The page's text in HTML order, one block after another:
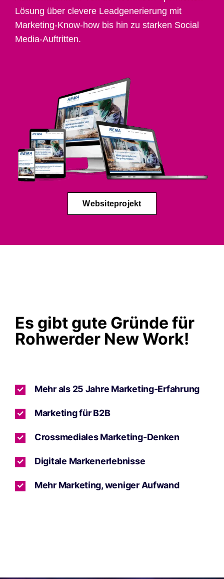
Lösung über clevere Leadgenerierung mit
Marketing-Know-how bis hin zu starken Social
Media-Auftritten.
Websiteprojekt
Es gibt gute Gründe für
Rohwerder New Work!
Mehr als 25 Jahre Marketing-Erfahrung
Marketing für B2B
Crossmediales Marketing-Denken
Digitale Markenerlebnisse
Mehr Marketing, weniger Aufwand